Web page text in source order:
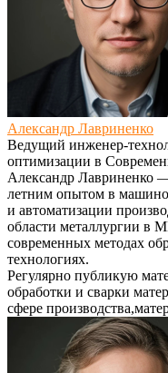
Александр Лавриненко
Ведущий инженер-
оптимизации в
Александр Лавриненко
летним опытом в
и автоматизации
области металлургии в
современных методах
технологиях.
Регулярно публикую
обработки и сварки
сфере